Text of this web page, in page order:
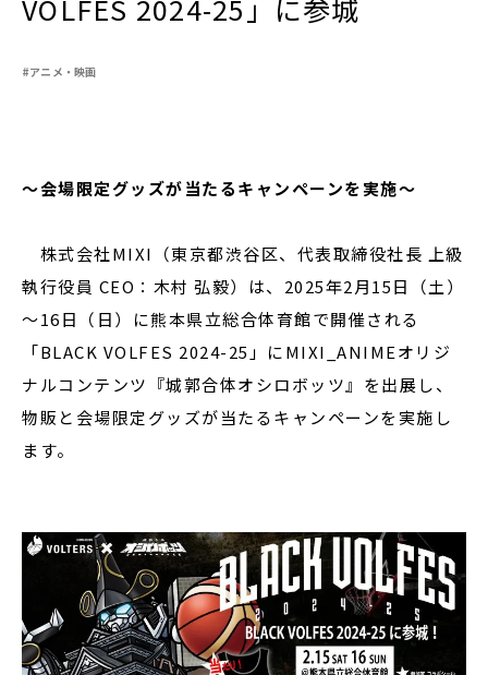
VOLFES 2024-25」に参城
#アニメ・映画
～会場限定グッズが当たるキャンペーンを実施～
株式会社MIXI（東京都渋谷区、代表取締役社長 上級
執行役員 CEO：木村 弘毅）は、2025年2月15日（土）
～16日（日）に熊本県立総合体育館で開催される
「BLACK VOLFES 2024-25」にMIXI_ANIMEオリジ
ナルコンテンツ『城郭合体オシロボッツ』を出展し、
物販と会場限定グッズが当たるキャンペーンを実施し
ます。